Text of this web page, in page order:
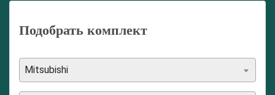
Подобрать комплект
Mitsubishi